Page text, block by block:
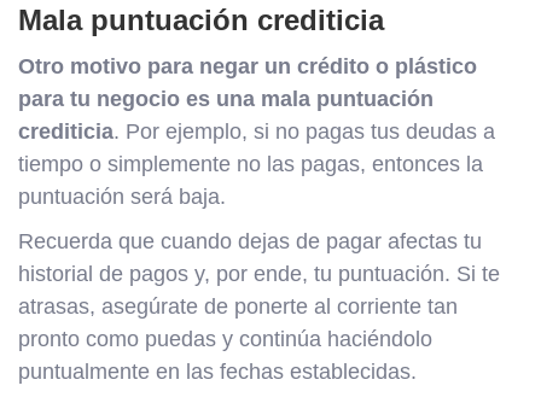
Mala puntuación crediticia
Otro motivo para negar un crédito o plástico
para tu negocio es una mala puntuación
crediticia. Por ejemplo, si no pagas tus deudas a
tiempo o simplemente no las pagas, entonces la
puntuación será baja.
Recuerda que cuando dejas de pagar afectas tu
historial de pagos y, por ende, tu puntuación. Si te
atrasas, asegúrate de ponerte al corriente tan
pronto como puedas y continúa haciéndolo
puntualmente en las fechas establecidas.